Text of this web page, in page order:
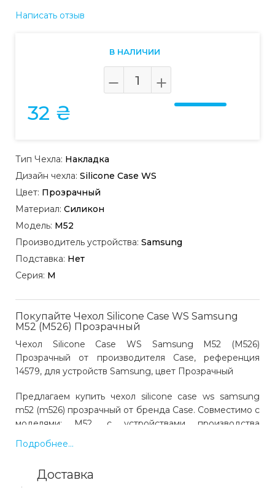
Написать отзыв
В НАЛИЧИИ
32 ₴
Тип Чехла: Накладка
Дизайн чехла: Silicone Case WS
Цвет: Прозрачный
Материал: Силикон
Модель: M52
Производитель устройства: Samsung
Подставка: Нет
Серия: M
Покупайте Чехол Silicone Case WS Samsung
M52 (M526) Прозрачный
Чехол Silicone Case WS Samsung M52 (M526)
Прозрачный от производителя Case, референция
14579, для устройств Samsung, цвет Прозрачный
Предлагаем купить чехол silicone case ws samsung
m52 (m526) прозрачный от бренда Case. Совместимо с
моделями: M52, с устройствами производства
Samsung. Цвет: прозрачный. Код товара 14579.
Выгодная цена и быстрая доставка по Украине.
Подробнее...
Доставка